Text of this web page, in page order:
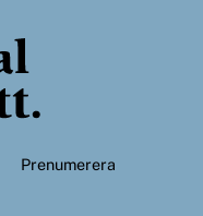
Prenumerera